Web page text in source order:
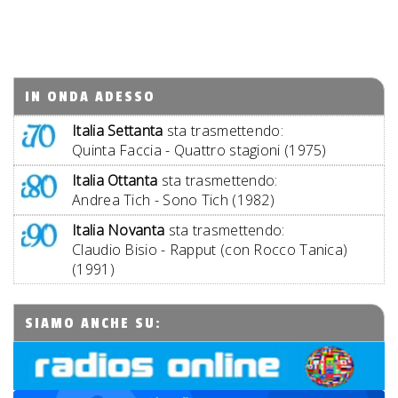
IN ONDA ADESSO
Italia Settanta sta trasmettendo:
Quinta Faccia - Quattro stagioni (1975)
Italia Ottanta sta trasmettendo:
Andrea Tich - Sono Tich (1982)
Italia Novanta sta trasmettendo:
Claudio Bisio - Rapput (con Rocco Tanica)
(1991)
SIAMO ANCHE SU: